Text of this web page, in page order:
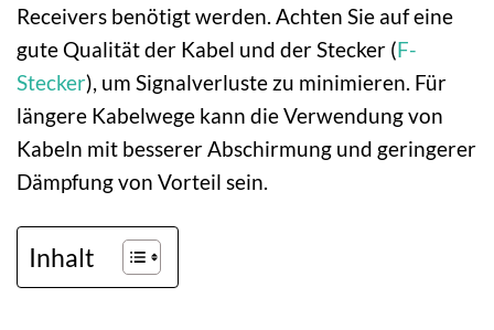
Receivers benötigt werden. Achten Sie auf eine
gute Qualität der Kabel und der Stecker (F-
Stecker), um Signalverluste zu minimieren. Für
längere Kabelwege kann die Verwendung von
Kabeln mit besserer Abschirmung und geringerer
Dämpfung von Vorteil sein.
Inhalt